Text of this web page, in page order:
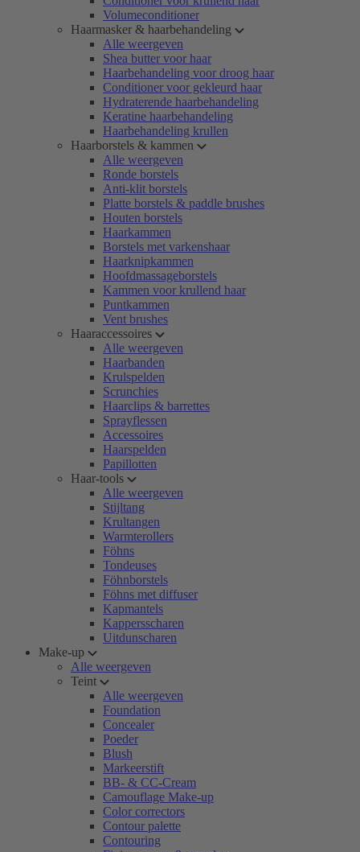
Volumeconditioner
Haarmasker & haarbehandeling
Alle weergeven
Shea butter voor haar
Haarbehandeling voor droog haar
Conditioner voor gekleurd haar
Hydraterende haarbehandeling
Keratine haarbehandeling
Haarbehandeling krullen
Haarborstels & kammen
Alle weergeven
Ronde borstels
Anti-klit borstels
Platte borstels & paddle brushes
Houten borstels
Haarkammen
Borstels met varkenshaar
Haarknipkammen
Hoofdmassageborstels
Kammen voor krullend haar
Puntkammen
Vent brushes
Haaraccessoires
Alle weergeven
Haarbanden
Krulspelden
Scrunchies
Haarclips & barrettes
Sprayflessen
Accessoires
Haarspelden
Papillotten
Haar-tools
Alle weergeven
Stijltang
Krultangen
Warmterollers
Föhns
Tondeuses
Föhnborstels
Föhns met diffuser
Kapmantels
Kappersscharen
Uitdunscharen
Make-up
Alle weergeven
Teint
Alle weergeven
Foundation
Concealer
Poeder
Blush
Markeerstift
BB- & CC-Cream
Camouflage Make-up
Color correctors
Contour palette
Contouring